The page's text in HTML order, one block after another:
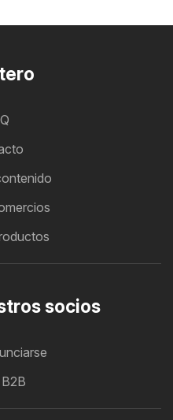
socios